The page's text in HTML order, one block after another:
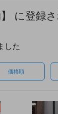
】 に登録
した
価格順